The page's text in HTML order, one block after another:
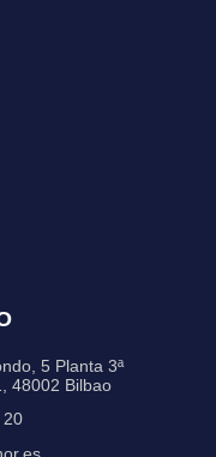
5 Planta 3ª
48002 Bilbao
20